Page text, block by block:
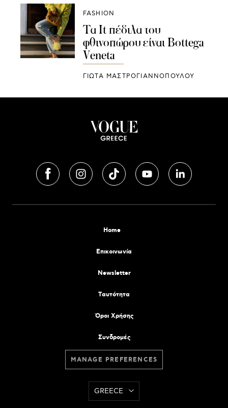
FASHION
Τα It πέδιλα του
φθινοπώρου είναι Bottega
Veneta
ΓΙΩΤΑ ΜΑΣΤΡΟΓΙΑΝΝΟΠΟΥΛΟΥ
Home
Επικοινωνία
Newsletter
Tαυτότητα
Όροι Χρήσης
Συνδρομές
MANAGE PREFERENCES
GREECE